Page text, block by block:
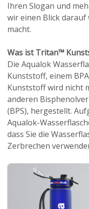
Ihren Slogan und
wir einen Blick
macht.
Was ist Tritan™
Die Aqualok
Kunststoff, einem
Kunststoff wird nicht
anderen
(BPS), hergestellt.
Aqualok-
dass Sie die
Zerbrechen